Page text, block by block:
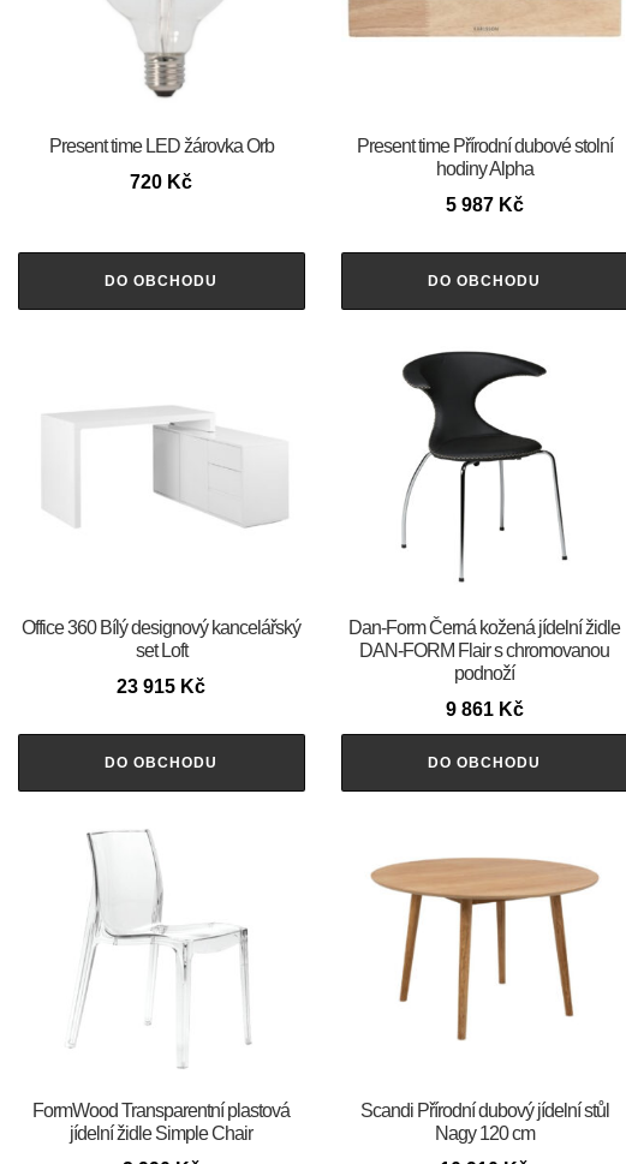
Present time LED žárovka Orb
720 Kč
DO OBCHODU
Present time Přírodní dubové stolní
hodiny Alpha
5 987 Kč
DO OBCHODU
Office 360 Bílý designový kancelářský
set Loft
23 915 Kč
DO OBCHODU
​​​​​Dan-Form Černá kožená jídelní židle
DAN-FORM Flair s chromovanou
podnoží
9 861 Kč
DO OBCHODU
FormWood Transparentní plastová
jídelní židle Simple Chair
Scandi Přírodní dubový jídelní stůl
Nagy 120 cm